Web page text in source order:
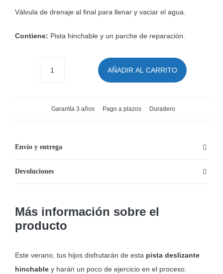
Válvula de drenaje al final para llenar y vaciar el agua.
Contiene: Pista hinchable y un parche de reparación.
Hinchable
Go!
Doble
cantidad
AÑADIR AL CARRITO
Garantía 3 años Pago a plazos Duradero
Envío y entrega
Devoluciones
Más información sobre el
producto
Este verano, tus hijos disfrutarán de esta pista deslizante
hinchabley harán un poco de ejercicio en el proceso.